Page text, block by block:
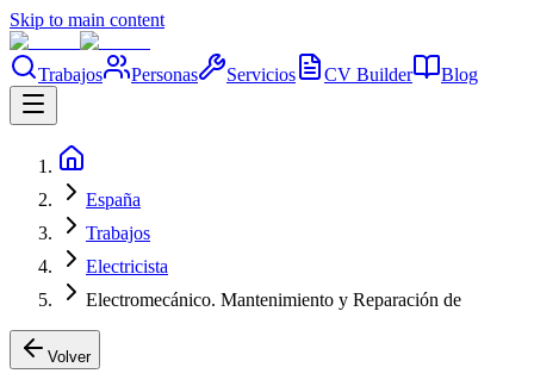
Skip to main content
Trabajos Personas Servicios CV Builder Blog
España
Trabajos
Electricista
Electromecánico. Mantenimiento y Reparación de
Volver